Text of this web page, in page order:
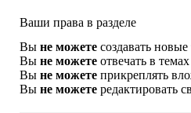
Ваши права в разделе
Вы не можете создавать
Вы не можете отвечать в темах
Вы не можете прикреплять
Вы не можете редактировать